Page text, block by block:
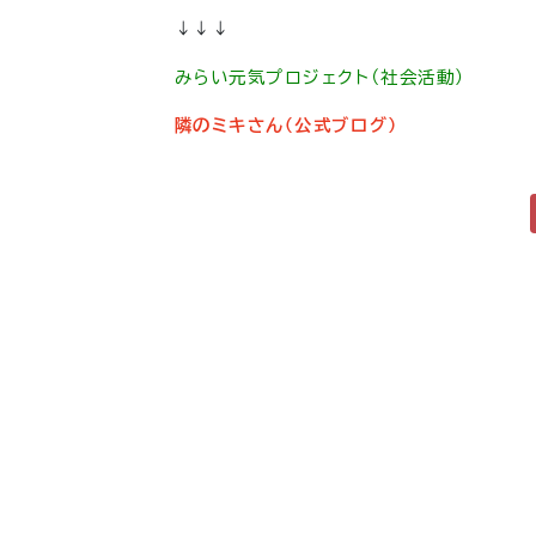
↓↓↓
みらい元気プロジェクト（社会活動）
隣のミキさん（公式ブログ）